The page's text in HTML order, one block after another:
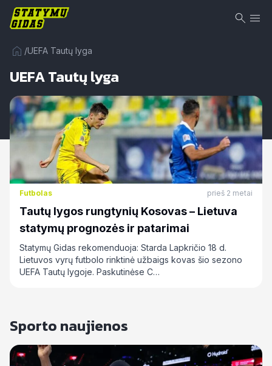
/UEFA Tautų lyga
UEFA Tautų lyga
Futbolas prieš 2 metai
Tautų lygos rungtynių Kosovas – Lietuva
statymų prognozės ir patarimai
Statymų Gidas rekomenduoja: Starda Lapkričio 18 d.
Lietuvos vyrų futbolo rinktinė užbaigs kovas šio sezono
UEFA Tautų lygoje. Paskutinėse C…
Sporto naujienos